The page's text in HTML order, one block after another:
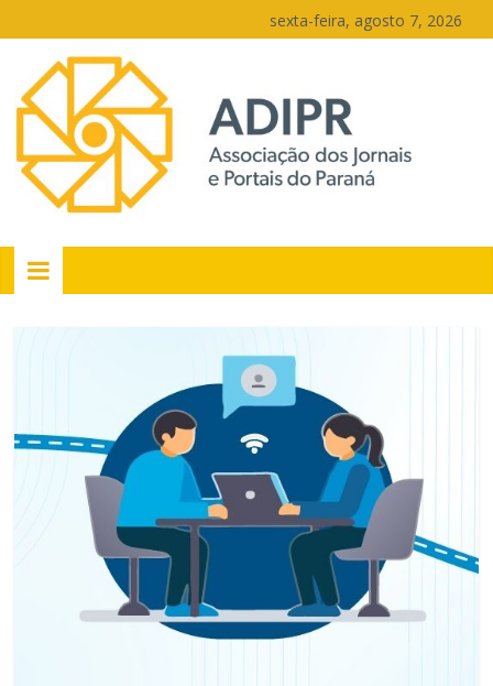
para
conteúdo
sexta-feira, agosto 7, 2026
PR
Portais
do
Paraná